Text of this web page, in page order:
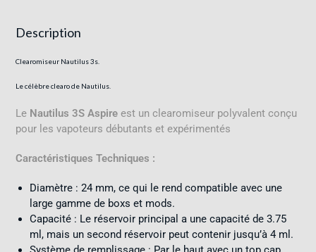
Description
Clearomiseur Nautilus 3s.
Le célèbre clearo de Nautilus.
Le Nautilus 3S Aspire est un clearomiseur polyvalent conçu
pour les vapoteurs débutants et expérimentés
Caractéristiques Techniques :
Diamètre : 24 mm, ce qui le rend compatible avec une
large gamme de boxs et mods.
Capacité : Le réservoir principal a une capacité de 3.75
ml, mais un second réservoir peut contenir jusqu’à 4 ml.